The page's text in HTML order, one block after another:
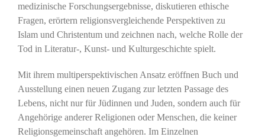
medizinische Forschungsergebnisse, diskutieren ethische
Fragen, erörtern religionsvergleichende Perspektiven zu
Islam und Christentum und zeichnen nach, welche Rolle der
Tod in Literatur-, Kunst- und Kulturgeschichte spielt.
Mit ihrem multiperspektivischen Ansatz eröffnen Buch und
Ausstellung einen neuen Zugang zur letzten Passage des
Lebens, nicht nur für Jüdinnen und Juden, sondern auch für
Angehörige anderer Religionen oder Menschen, die keiner
Religionsgemeinschaft angehören. Im Einzelnen